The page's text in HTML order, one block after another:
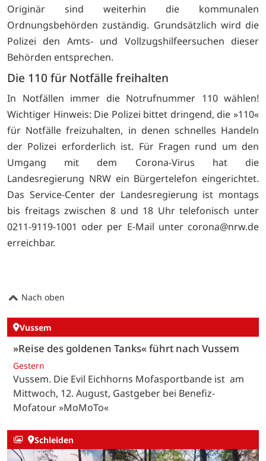
Originär sind weiterhin die kommunalen
Ordnungsbehörden zuständig. Grundsätzlich wird die
Polizei den Amts- und Vollzugshilfeersuchen dieser
Behörden entsprechen.
Die 110 für Notfälle freihalten
In Notfällen immer die Notrufnummer 110 wählen!
Wichtiger Hinweis: Die Polizei bittet dringend, die »110«
für Notfälle freizuhalten, in denen schnelles Handeln
der Polizei erforderlich ist. Für Fragen rund um den
Umgang mit dem Corona-Virus hat die
Landesregierung NRW ein Bürgertelefon eingerichtet.
Das Service-Center der Landesregierung ist montags
bis freitags zwischen 8 und 18 Uhr telefonisch unter
0211-9119-1001 oder per E-Mail unter corona@nrw.de
erreichbar.
Nach oben
Vussem
»Reise des goldenen Tanks« führt nach Vussem
Gestern
Vussem. Die Evil Eichhorns Mofasportbande ist am
Mittwoch, 12. August, Gastgeber bei Benefiz-
Mofatour »MoMoTo«
Schleiden